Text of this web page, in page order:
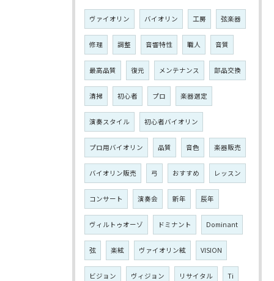
ヴァイオリン バイオリン 工房 弦楽器
修理 調整 音響特性 職人 音質
最高品質 復元 メンテナンス 部品交換
清掃 初心者 プロ 楽器選定
演奏スタイル 初心者バイオリン
プロ用バイオリン 品質 音色 楽器販売
バイオリン販売 弓 おすすめ レッスン
コンサート 演奏会 新年 辰年
ヴィルトゥオーゾ ドミナント Dominant
弦 楽絃 ヴァイオリン絃 VISION
ビジョン ヴィジョン リサイタル Ti